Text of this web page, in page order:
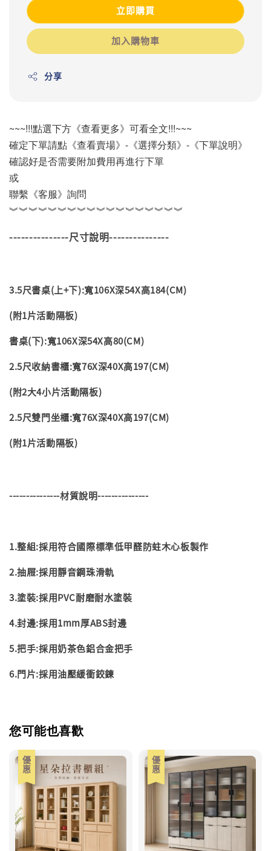
立即購買
加入購物車
分享
~~~!!!點選下方《查看更多》可看全文!!!~~~
確定下單請點《查看賣場》-《選擇分類》-《下單說明》
確認好是否需要附加費用再進行下單
或
聯繫《客服》詢問
︾︾︾︾︾︾︾︾︾︾︾︾︾︾︾︾︾︾
---------------尺寸說明---------------
3.5尺書桌(上+下):寬106X深54X高184(CM)
(附1片活動隔板)
書桌(下):寬106X深54X高80(CM)
2.5尺收納書櫃:寬76X深40X高197(CM)
(附2大4小片活動隔板)
2.5尺雙門坐櫃:寬76X深40X高197(CM)
(附1片活動隔板)
---------------材質說明---------------
1.整組:採用符合國際標準低甲醛防蛀木心板製作
2.抽屜:採用靜音鋼珠滑軌
3.塗裝:採用PVC耐磨耐水塗裝
4.封邊:採用1mm厚ABS封邊
5.把手:採用奶茶色鋁合金把手
6.門片:採用油壓緩衝鉸鍊
您可能也喜歡
優惠 優惠